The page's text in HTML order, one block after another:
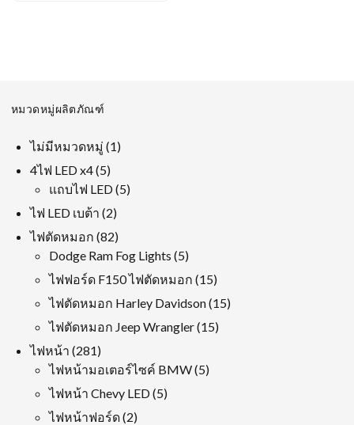
หมวดหมู่ผลิตภัณฑ์
ไม่มีหมวดหมู่ 11
4ไฟ LED x4 55
สินค้า
แถบไฟ LED 55
ไฟ LED เบต้า 22
สินค้า
ไฟตัดหมอก 8282
สินค้า
Dodge Ram Fog Lights 55
สินค้า
ไฟฟอร์ด F150 ไฟตัดหมอก 1515
สินค้า
ไฟตัดหมอก Harley Davidson 1515
ไฟตัดหมอก Jeep Wrangler 1515
ไฟหน้า 281281
สินค้า
ไฟหน้ามอเตอร์ไซค์ BMW 55
ไฟหน้า Chevy LED 55
ไฟหน้าฟอร์ด 22